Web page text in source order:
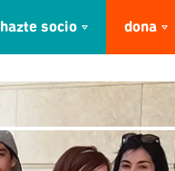
hazte socio dona